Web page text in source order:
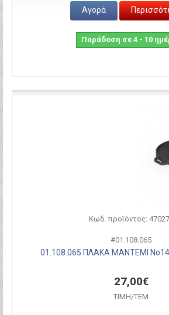
Αγορά
Παράδοση σε 4 - 10
Κωδ. προϊόντος:
#01.108.065
01.108.065 ΠΛΑΚΑ ΜΑΝΤΕΜΙ Νο14
27,00€
ΤΙΜH/ΤΕΜ